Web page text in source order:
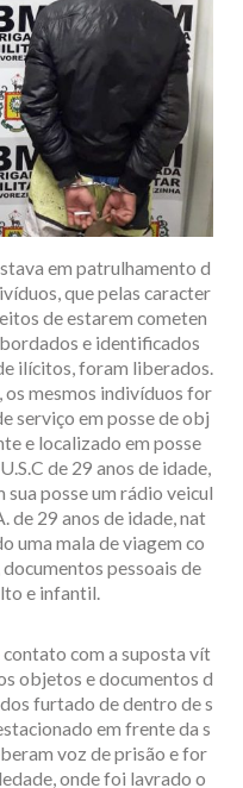
em patrulhamento d
que pelas caracter
de estarem cometen
e identificados
ilícitos, foram liberados.
mesmos indivíduos for
serviço em posse de obj
e localizado em posse
de 29 anos de idade,
posse um rádio veicul
de 29 anos de idade, nat
uma mala de viagem co
pessoais de
e infantil.
com a suposta vít
objetos e documentos d
furtado de dentro de s
em frente da s
voz de prisão e for
onde foi lavrado o